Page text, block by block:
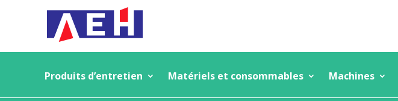
Produits d’entretien Matériels et consommables Machines